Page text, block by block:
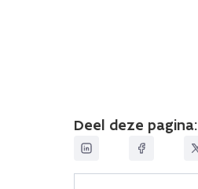
Deel deze pagina: